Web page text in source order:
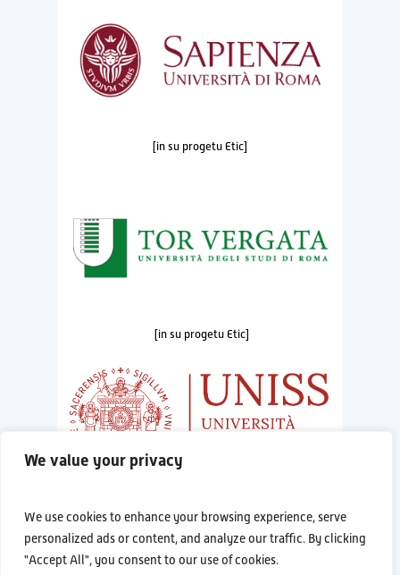
We value your privacy
We use cookies to enhance your browsing experience, serve
personalized ads or content, and analyze our traffic. By clicking
"Accept All", you consent to our use of cookies.
[in su progetu Etic]
[in su progetu Etic]